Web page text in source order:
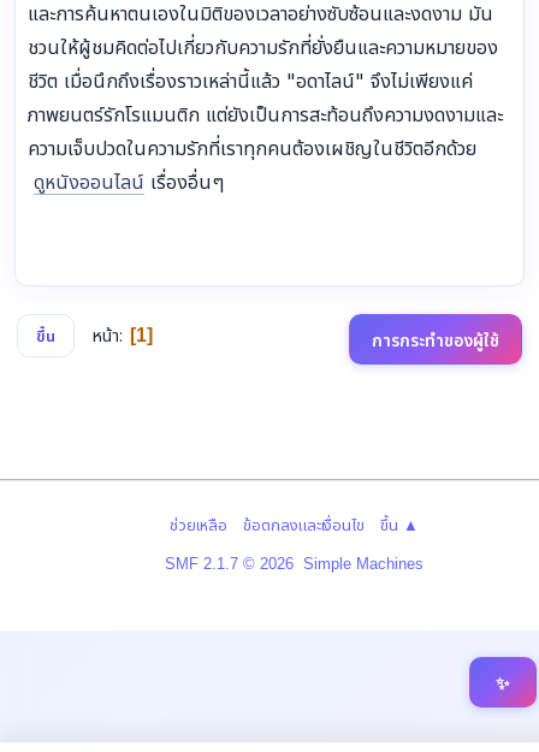
และการค้นหาตนเองในมิติของเวลาอย่างซับซ้อนและงดงาม มัน
ชวนให้ผู้ชมคิดต่อไปเกี่ยวกับความรักที่ยั่งยืนและความหมายของ
ชีวิต เมื่อนึกถึงเรื่องราวเหล่านี้แล้ว "อดาไลน์" จึงไม่เพียงแค่
ภาพยนตร์รักโรแมนติก แต่ยังเป็นการสะท้อนถึงความงดงามและ
ความเจ็บปวดในความรักที่เราทุกคนต้องเผชิญในชีวิตอีกด้วย
ดูหนังออนไลน์ เรื่องอื่นๆ
ขึ้น หน้า 1 การกระทำของผู้ใช้
ช่วยเหลือ ข้อตกลงและเงื่อนไข ขึ้น ▲
SMF 2.1.7 © 2026, Simple Machines
✨